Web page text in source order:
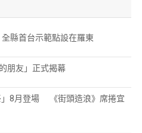
縣首台示範點設在羅東
朋友」正式揭幕
」8月登場 《街頭造浪》席捲宜